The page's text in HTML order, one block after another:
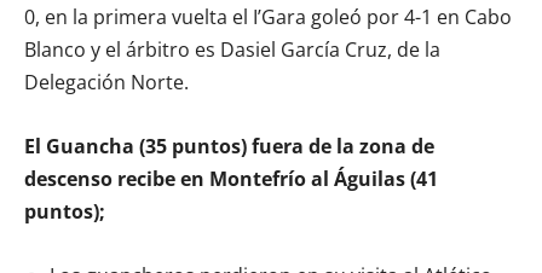
0, en la primera vuelta el I’Gara goleó por 4-1 en Cabo
Blanco y el árbitro es Dasiel García Cruz, de la
Delegación Norte.
El Guancha (35 puntos) fuera de la zona de
descenso recibe en Montefrío al Águilas (41
puntos);